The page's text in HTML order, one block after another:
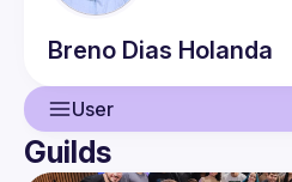
Breno Dias Holanda
User
User
Guilds